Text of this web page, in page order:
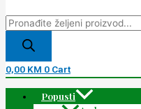
0,00 KM 0 Cart
Popusti